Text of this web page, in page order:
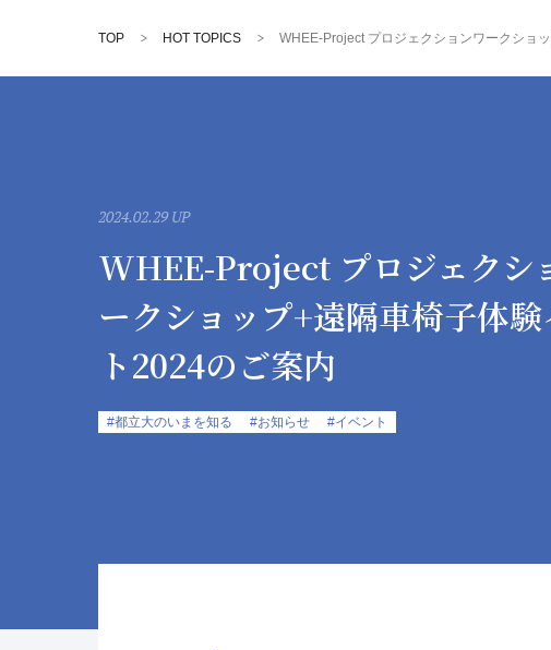
TOP HOT TOPICS WHEE-Project プロジェクションワークショ
2024.02.29 UP
WHEE-Project プロジェクシ
ークショップ+遠隔車椅子体
ト2024のご案内
#都立大のいまを知る #お知らせ #イベント